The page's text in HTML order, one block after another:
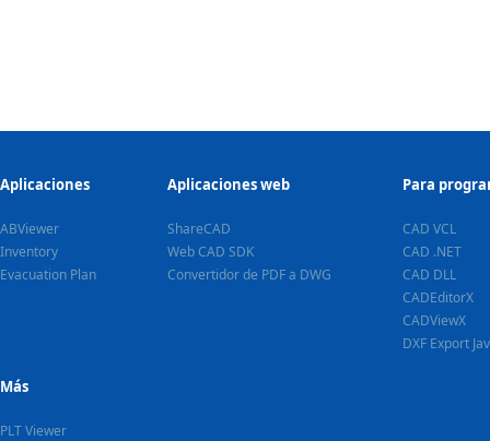
Aplicaciones
ABViewer
Inventory
Evacuation Plan
Aplicaciones web
ShareCAD
Web CAD SDK
Convertidor de PDF a DWG
Para
CAD VCL
CAD .NET
CAD DLL
CADEditorX
CADViewX
DXF Export
Más
PLT Viewer